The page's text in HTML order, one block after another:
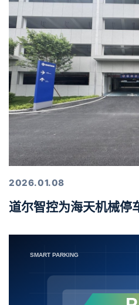
2026.01.08
道尔智控为海天机械停